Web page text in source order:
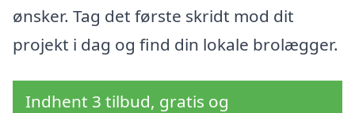
ønsker. Tag det første skridt mod dit
projekt i dag og find din lokale brolægger.
Indhent 3 tilbud, gratis og